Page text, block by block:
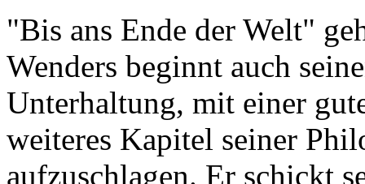
"Bis ans Ende der Welt"
Wenders beginnt auch
Unterhaltung, mit einer
weiteres Kapitel seiner
aufzuschlagen. Er schickt